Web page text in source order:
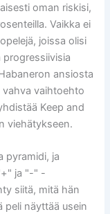
oman riskisi,
Vaikka ei
joissa olisi
ansiosta
vaihtoehto
Keep and
viehätykseen.
pyramidi, ja
ja "-" -
siitä, mitä hän
peli näyttää usein